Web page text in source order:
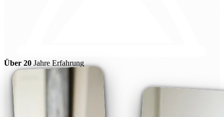
Über 20 Jahre Erfahrung